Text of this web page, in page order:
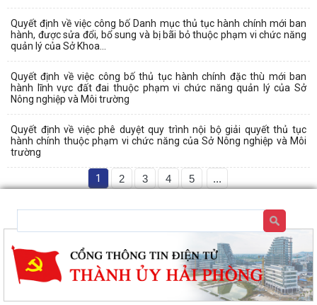
Quyết định về việc công bố Danh mục thủ tục hành chính mới ban
hành, được sửa đổi, bổ sung và bị bãi bỏ thuộc phạm vi chức năng
quản lý của Sở Khoa...
Quyết định về việc công bố thủ tục hành chính đặc thù mới ban
hành lĩnh vực đất đai thuộc phạm vi chức năng quản lý của Sở
Nông nghiệp và Môi trường
Quyết định về việc phê duyệt quy trình nội bộ giải quyết thủ tục
hành chính thuộc phạm vi chức năng của Sở Nông nghiệp và Môi
trường
1 2 3 4 5 ...